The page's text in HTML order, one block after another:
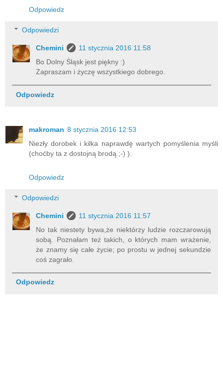
Odpowiedz
Odpowiedzi
Chemini
11 stycznia 2016 11:58
Bo Dolny Śląsk jest piękny :)
Zapraszam i życzę wszystkiego dobrego.
Odpowiedz
makroman 8 stycznia 2016 12:53
Niezły dorobek i kilka naprawdę wartych pomyślenia myśli
(choćby ta z dostojną brodą ;-) ).
Odpowiedz
Odpowiedzi
Chemini
11 stycznia 2016 11:57
No tak niestety bywa,że niektórzy ludzie rozczarowują
sobą. Poznałam też takich, o których mam wrażenie,
że znamy się całe życie; po prostu w jednej sekundzie
coś zagrało.
Odpowiedz